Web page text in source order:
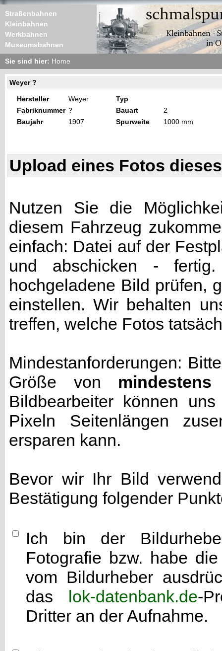
Straßenbahnen
Kleinbahnen
Werkbahnen
Museumsbahnen
Sie sind hier: Home
Weyer ?
Hersteller Weyer
Typ
Fabriknummer ? Bauart
2
Baujahr
1907 Spurweite 1000 mm
Upload eines Fotos
Nutzen Sie die
diesem Fahrzeug
einfach: Datei auf der
und abschicken -
hochgeladene Bild prüfen,
einstellen. Wir behalten
treffen, welche Fotos
Mindestanforderungen:
Größe von
Bildbearbeiter können
Pixeln Seitenlängen
ersparen kann.
Bevor wir Ihr Bild
Bestätigung folgender
Ich bin der
Fotografie bzw. habe
vom Bildurheber
das lok-datenbank.de-
Dritter an der Aufnahme.